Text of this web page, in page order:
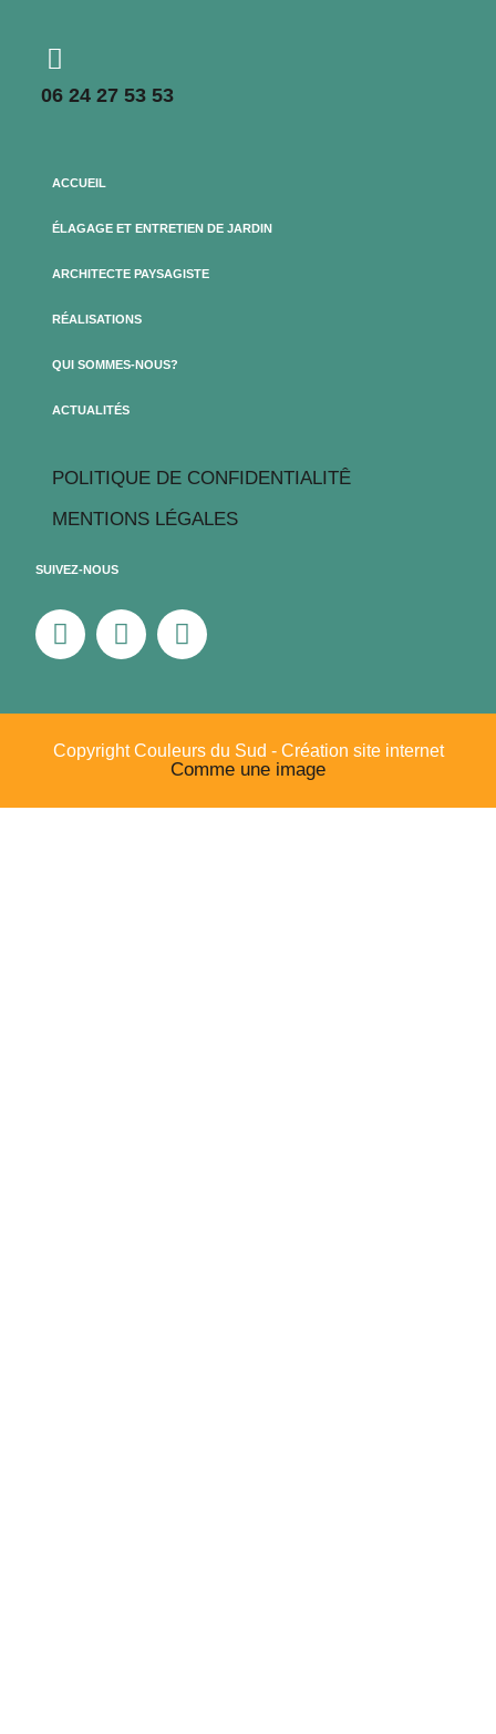
06 24 27 53 53
ACCUEIL
ÉLAGAGE ET ENTRETIEN DE JARDIN
ARCHITECTE PAYSAGISTE
RÉALISATIONS
QUI SOMMES-NOUS?
ACTUALITÉS
POLITIQUE DE CONFIDENTIALITÊ
MENTIONS LÉGALES
SUIVEZ-NOUS
Copyright Couleurs du Sud - Création site internet
Comme une image